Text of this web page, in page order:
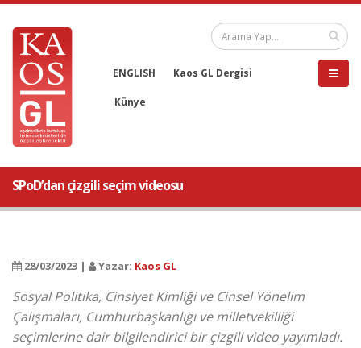
ENGLISH Kaos GL Dergisi
Künye
SPoD’dan çizgili seçim videosu
28/03/2023 | Yazar: Kaos GL
Sosyal Politika, Cinsiyet Kimliği ve Cinsel Yönelim
Çalışmaları, Cumhurbaşkanlığı ve milletvekilliği
seçimlerine dair bilgilendirici bir çizgili video yayımladı.